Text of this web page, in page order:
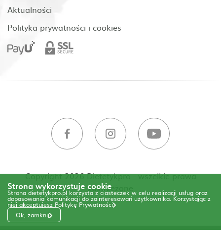
Aktualności
Polityka prywatności i cookies
Copyright 2026 Dietetykpro - wszelkie prawa
zastrzeżone
Strona wykorzystuje cookie
Strona dietetykpro.pl korzysta z ciasteczek w celu realizacji usług oraz
dopasowania komunikacji do zainteresowań użytkownika. Korzystając z
niej akceptujesz Politykę Prywatności
Ok, zamknij